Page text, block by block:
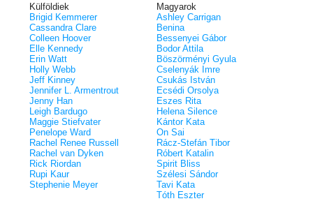
Külföldiek
Brigid Kemmerer
Cassandra Clare
Colleen Hoover
Elle Kennedy
Erin Watt
Holly Webb
Jeff Kinney
Jennifer L. Armentrout
Jenny Han
Leigh Bardugo
Maggie Stiefvater
Penelope Ward
Rachel Renee Russell
Rachel van Dyken
Rick Riordan
Rupi Kaur
Stephenie Meyer
Magyarok
Ashley Carrigan
Benina
Bessenyei Gábor
Bodor Attila
Böszörményi Gyula
Cselenyák Imre
Csukás István
Ecsédi Orsolya
Eszes Rita
Helena Silence
Kántor Kata
On Sai
Rácz-Stefán Tibor
Róbert Katalin
Spirit Bliss
Szélesi Sándor
Tavi Kata
Tóth Eszter